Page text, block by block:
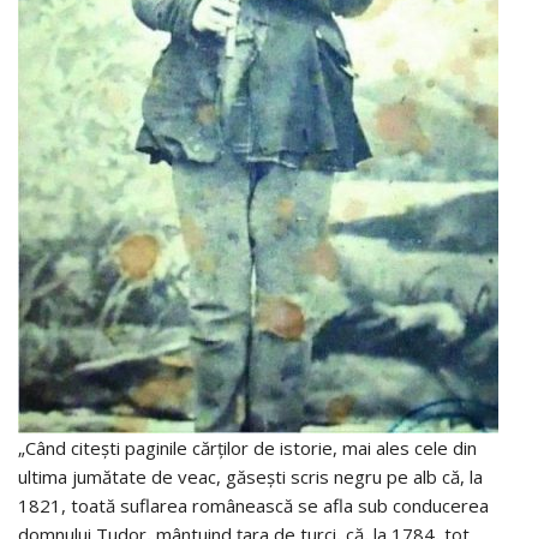
„Când citești paginile cărților de istorie, mai ales cele din
ultima jumătate de veac, găsești scris negru pe alb că, la
1821, toată suflarea românească se afla sub conducerea